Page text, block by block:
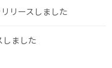
リースしました
しました